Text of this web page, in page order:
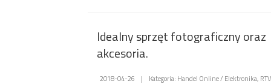
Idealny sprzęt fotograficzny oraz
akcesoria.
2018-04-26 |
Kategoria: Handel Online / Elektronika,